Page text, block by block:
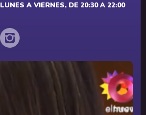
LUNES A VIERNES, DE 20:30 A 22:00